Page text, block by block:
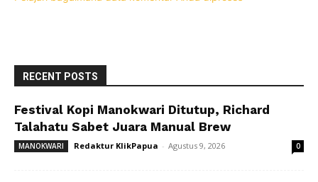
RECENT POSTS
Festival Kopi Manokwari Ditutup, Richard
Talahatu Sabet Juara Manual Brew
MANOKWARI Redaktur KlikPapua - Agustus 9, 2026 0